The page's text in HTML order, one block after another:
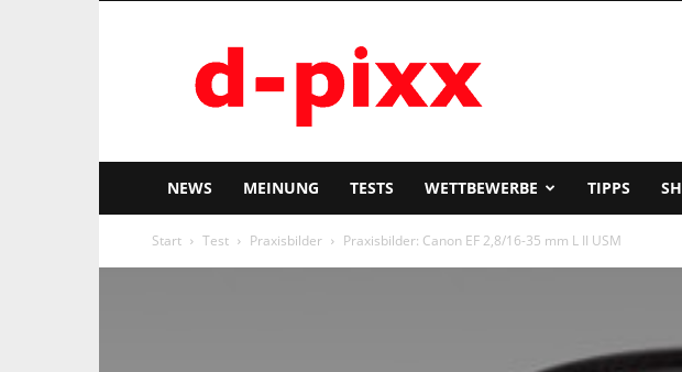
pixx
NEWS MEINUNG TESTS WETTBEWERBE TIPPS
Start Test Praxisbilder Praxisbilder: Canon EF 2,8/16-35 mm L II USM